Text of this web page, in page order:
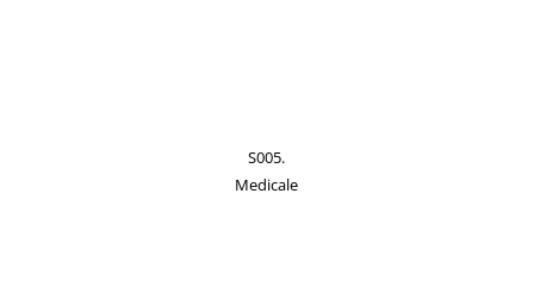
S005.
Medicale